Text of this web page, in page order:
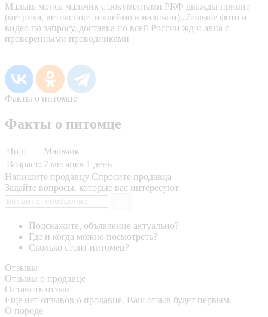
Малыш мопса мальчик с документами РКФ дважды привит
(метрика, ветпаспорт и клеймо в наличии)...больше фото и
видео по запросу..доставка по всей России жд и авиа с
проверенными проводниками
Факты о питомце
Факты о питомце
Пол:
Мальчик
Возраст: 7 месяцев 1 день
Напишите продавцу Спросите продавца
Задайте вопросы, которые вас интересуют
Подскажите, объявление актуально?
Где и когда можно посмотреть?
Сколько стоит питомец?
Отзывы
Отзывы о продавце
Оставить отзыв
Еще нет отзывов о продавце. Ваш отзыв будет первым.
О породе